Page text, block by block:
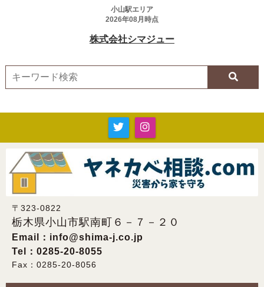
〒323-0822
栃木県小山市駅南町６－７－２０
Email： info@shima-j.co.jp
Tel：0285-20-8055
Fax：0285-20-8056